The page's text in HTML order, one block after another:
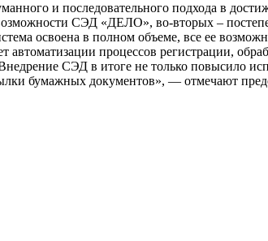
и последовательного подхода в
СЭД «ДЕЛО», во-вторых –
освоена в полном объеме, все ее
процессов регистрации,
СЭД в итоге не только повысило
бумажных документов», — отмечают